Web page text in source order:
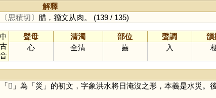
解釋
〔思積切〕 腊，籀文从肉。 (139 / 135)
中
古
音
聲母 清濁 部位 聲調 韻
心
全清 齒 入
𡿧 」為「災 」的初文，字象洪水將日淹沒之形，本義是水災